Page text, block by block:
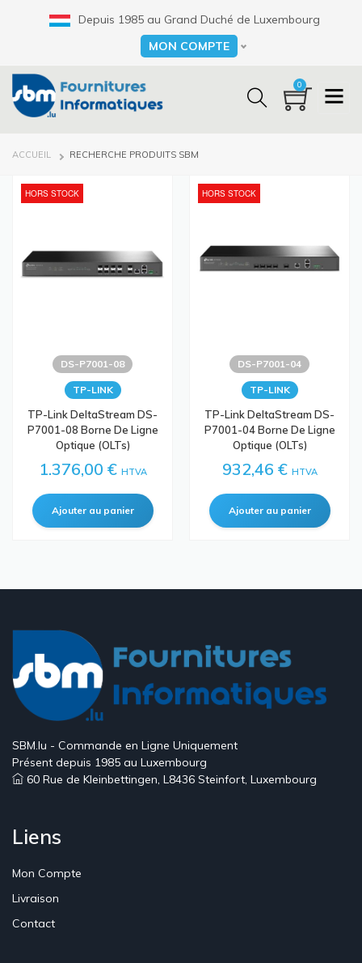
Depuis 1985 au Grand Duché de Luxembourg
Select your language
MON COMPTE
0
FIL
ACCUEIL RECHERCHE PRODUITS SBM
HORS STOCK
DS-P7001-08
TP-LINK
TP-Link DeltaStream DS-
P7001-08 Borne De Ligne
Optique (OLTs)
1.376,00 € HTVA
HORS STOCK
DS-P7001-04
TP-LINK
TP-Link DeltaStream DS-
P7001-04 Borne De Ligne
Optique (OLTs)
932,46 € HTVA
SBM.lu - Commande en Ligne Uniquement
Présent depuis 1985 au Luxembourg
60 Rue de Kleinbettingen, L8436 Steinfort, Luxembourg
Liens
Mon Compte
Livraison
Contact